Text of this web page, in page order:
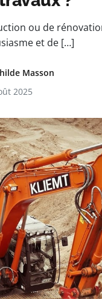
ou de
et de […]
Masson
2025